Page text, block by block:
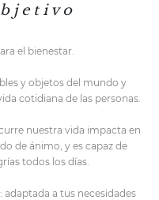
j e t i v o
el bienestar.
y objetos del mundo y
cotidiana de las personas.
nuestra vida impacta en
de ánimo, y es capaz de
todos los días.
adaptada a tus necesidades